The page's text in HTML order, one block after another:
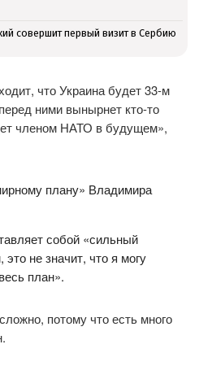
совершит первый визит в Сербию
что Украина будет 33-м
ними вынырнет кто-то
членом НАТО в будущем»,
плану» Владимира
собой «сильный
это не значит, что я могу
план».
потому что есть много